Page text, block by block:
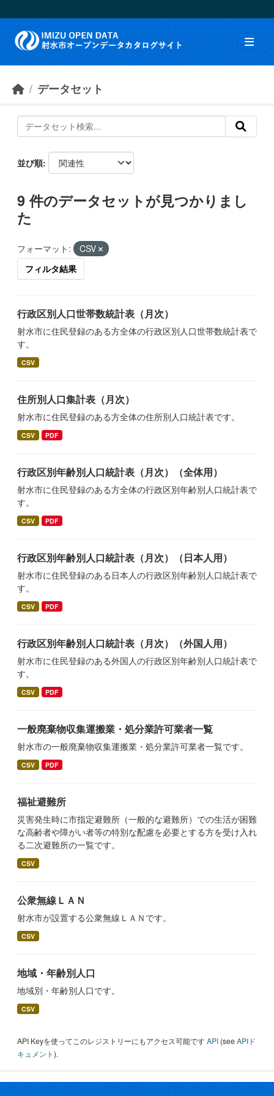
データセット
並び順
9 件のデータセットが見つかりまし
た
フォーマット:
CSV
フィルタ結果
行政区別人口世帯数統計表（月次）
射水市に住民登録のある方全体の行政区別人口世帯数統計表で
す。
CSV
住所別人口集計表（月次）
射水市に住民登録のある方全体の住所別人口統計表です。
CSV PDF
行政区別年齢別人口統計表（月次）（全体用）
射水市に住民登録のある方全体の行政区別年齢別人口統計表で
す。
CSV PDF
行政区別年齢別人口統計表（月次）（日本人用）
射水市に住民登録のある日本人の行政区別年齢別人口統計表で
す。
CSV PDF
行政区別年齢別人口統計表（月次）（外国人用）
射水市に住民登録のある外国人の行政区別年齢別人口統計表で
す。
CSV PDF
一般廃棄物収集運搬業・処分業許可業者一覧
射水市の一般廃棄物収集運搬業・処分業許可業者一覧です。
CSV PDF
福祉避難所
災害発生時に市指定避難所（一般的な避難所）での生活が困難
な高齢者や障がい者等の特別な配慮を必要とする方を受け入れ
る二次避難所の一覧です。
CSV
公衆無線ＬＡＮ
射水市が設置する公衆無線ＬＡＮです。
CSV
地域・年齢別人口
地域別・年齢別人口です。
CSV
API Keyを使ってこのレジストリーにもアクセス可能ですAPI (seeAPIド
キュメント).